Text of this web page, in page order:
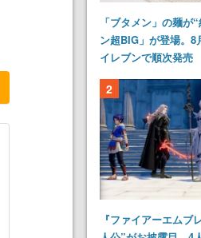
「ブタメン」の麺が
ン超BIG」が登場。8
イレブンで順次発売
2
『ファイアーエム